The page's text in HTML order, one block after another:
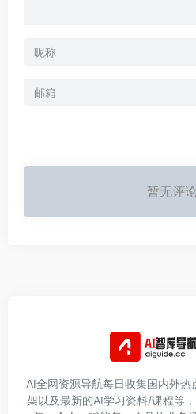
暂无评
AI全网资源导航每日收集国内外
架以及最新的AI学习资料/课程等